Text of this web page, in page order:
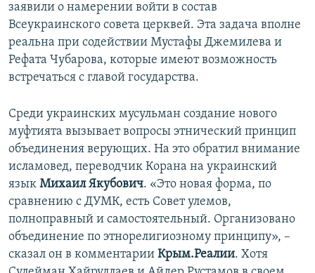
заявили о намерении войти в состав
Всеукраинского совета церквей. Эта задача вполне
реальна при содействии Мустафы Джемилева и
Рефата Чубарова, которые имеют возможность
встречаться с главой государства.
Среди украинских мусульман создание нового
муфтията вызывает вопросы этнический принцип
объединения верующих. На это обратил внимание
исламовед, переводчик Корана на украинский
язык Михаил Якубович. «Это новая форма, по
сравнению с ДУМК, есть Совет улемов,
полноправный и самостоятельный. Организовано
объединение по этнорелигиозному принципу», –
сказал он в комментарии Крым.Реалии. Хотя